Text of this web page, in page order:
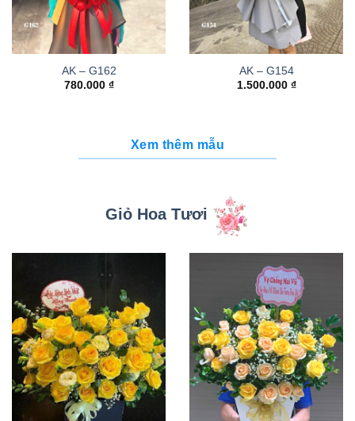
AK – G162
780.000 ₫
AK – G154
1.500.000 ₫
Xem thêm mẫu
Giỏ Hoa Tươi